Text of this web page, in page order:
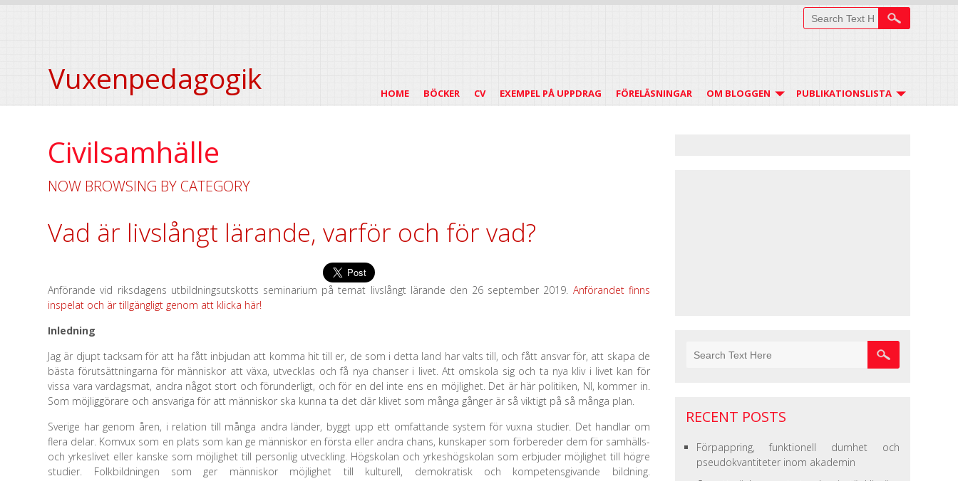
Vuxenpedagogik HOME BÖCKER CV EXEMPEL PÅ UPPDRAG FÖRELÄSNINGAR OM BLOGGEN PUBLIKATIONSLISTA
Civilsamhälle
NOW BROWSING BY CATEGORY
Vad är livslångt lärande, varför och för vad?
Anförande vid riksdagens utbildningsutskotts seminarium på temat livslångt lärande den 26 september 2019. Anförandet finns
inspelat och är tillgängligt genom att klicka här!
Inledning
Jag är djupt tacksam för att ha fått inbjudan att komma hit till er, de som i detta land har valts till, och fått ansvar för, att skapa de
bästa förutsättningarna för människor att växa, utvecklas och få nya chanser i livet. Att omskola sig och ta nya kliv i livet kan för
vissa vara vardagsmat, andra något stort och förunderligt, och för en del inte ens en möjlighet. Det är här politiken, NI, kommer in.
Som möjliggörare och ansvariga för att människor ska kunna ta det där klivet som många gånger är så viktigt på så många plan.
Sverige har genom åren, i relation till många andra länder, byggt upp ett omfattande system för vuxna studier. Det handlar om
flera delar. Komvux som en plats som kan ge människor en första eller andra chans, kunskaper som förbereder dem för samhälls-
och yrkeslivet eller kanske som möjlighet till personlig utveckling. Högskolan och yrkeshögskolan som erbjuder möjlighet till högre
studier. Folkbildningen som ger människor möjlighet till kulturell, demokratisk och kompetensgivande bildning.
RECENT POSTS
Förpappring, funktionell dumhet och
pseudokvantiteter inom akademin